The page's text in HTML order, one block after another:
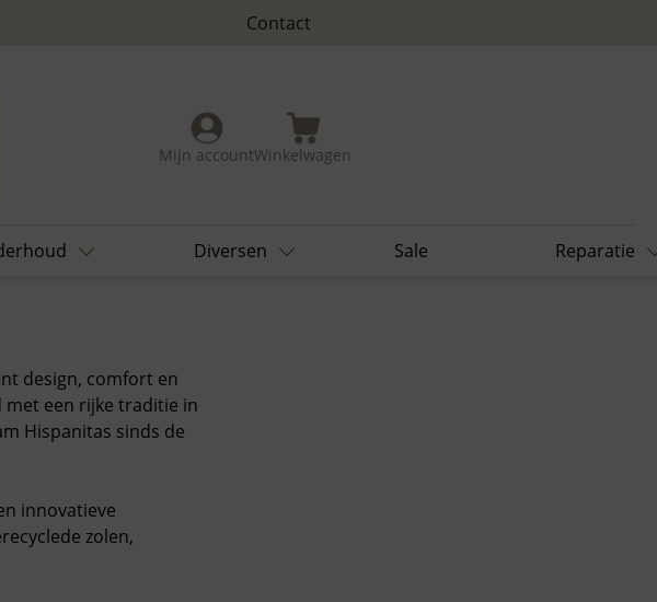
Contact
Mijn accountWinkelwagen
Diversen Sale Reparatie
design, comfort en
met een rijke traditie in
Hispanitas sinds de
innovatieve
zolen,